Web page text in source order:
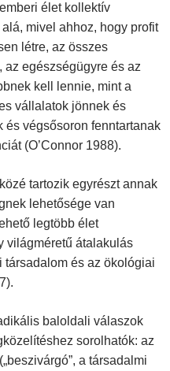
élet kollektív
mivel ahhoz, hogy profit
létre, az összes
az egészségügyre és az
kell lennie, mint a
vállalatok jönnek és
és végsősoron fenntartanak
(O’Connor 1988).
tartozik egyrészt annak
lehetősége van
legtöbb élet
világméretű átalakulás
és az ökológiai
baloldali válaszok
sorolhatók: az
(„beszivárgó”, a társadalmi